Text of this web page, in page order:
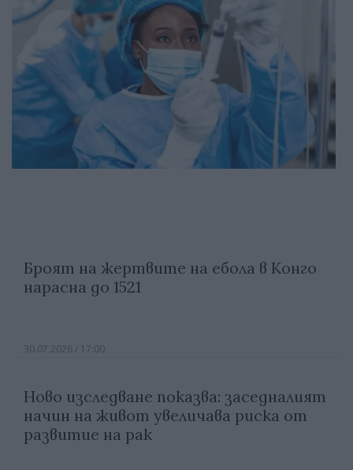
Броят на жертвите на ебола в Конго
нарасна до 1521
30.07.2026 / 17:00
Ново изследване показва: заседналият
начин на живот увеличава риска от
развитие на рак